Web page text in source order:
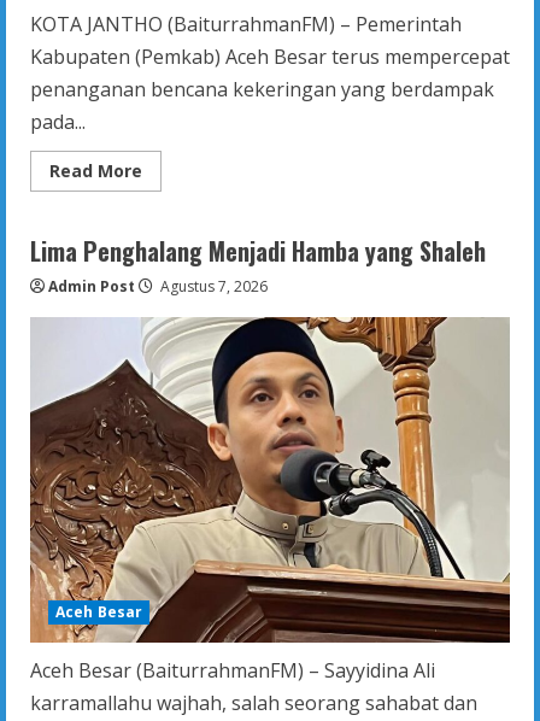
KOTA JANTHO (BaiturrahmanFM) – Pemerintah
Kabupaten (Pemkab) Aceh Besar terus mempercepat
penanganan bencana kekeringan yang berdampak
pada...
Read More
more
Aceh
Besar
Percepat
Penanganan
Lima Penghalang Menjadi Hamba yang Shaleh
Admin Post Agustus 7, 2026
Aceh Besar
Aceh Besar (BaiturrahmanFM) – Sayyidina Ali
karramallahu wajhah, salah seorang sahabat dan